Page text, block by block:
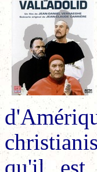
qu'il est